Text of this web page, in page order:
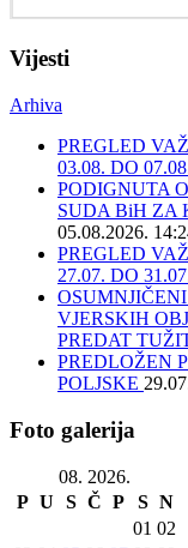
Vijesti
Arhiva
PREGLED
03.08. DO
PODIGNUTA
SUDA BiH ZA
05.08.2026.
PREGLED
27.07. DO
VJERSKIH
PREDAT
PREDLOŽEN
POLJSKE
Foto galerija
08. 2026.
P U S Č P S N
01 02